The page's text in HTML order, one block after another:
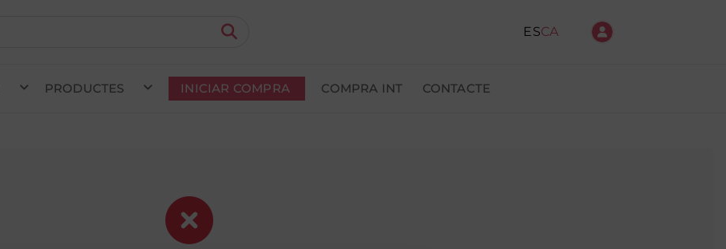
ESCA
PRODUCTES INICIAR COMPRA COMPRA INT CONTACTE